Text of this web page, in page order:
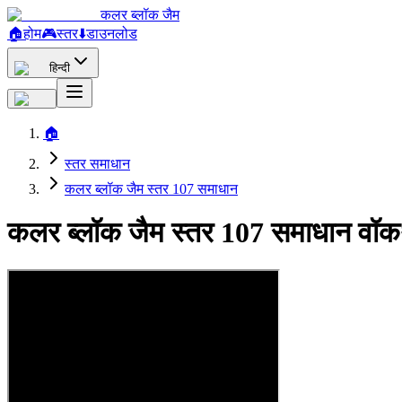
कलर ब्लॉक जैम
🏠होम🎮स्तर⬇️डाउनलोड
हिन्दी
🏠
स्तर समाधान
कलर ब्लॉक जैम स्तर 107 समाधान
कलर ब्लॉक जैम स्तर 107 समाधान